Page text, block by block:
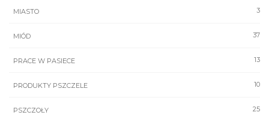
3
MIASTO
37
MIÓD
13
PRACE W PASIECE
10
PRODUKTY PSZCZELE
25
PSZCZOŁY